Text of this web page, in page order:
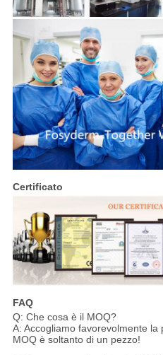
Certificato
FAQ
Q: Che cosa è il MOQ?
A: Accogliamo favorevolmente la
MOQ è soltanto di un pezzo!